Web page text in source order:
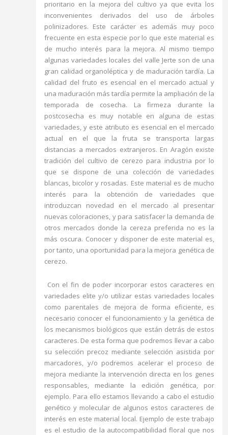
prioritario en la mejora del cultivo ya que evita los
inconvenientes derivados del uso de árboles
polinizadores. Este carácter es además muy poco
frecuente en esta especie por lo que este material es
de mucho interés para la mejora. Al mismo tiempo
algunas variedades locales del valle Jerte son de una
gran calidad organoléptica y de maduración tardía. La
calidad del fruto es esencial en el mercado actual y
una maduración más tardía permite la ampliación de la
temporada de cosecha. La firmeza durante la
postcosecha es muy notable en alguna de estas
variedades, y este atributo es esencial en el mercado
actual en el que la fruta se transporta largas
distancias a mercados extranjeros. En Aragón existe
tradición del cultivo de cerezo para industria por lo
que se dispone de una colección de variedades
blancas, bicolor y rosadas. Este material es de mucho
interés para la obtención de variedades que
introduzcan novedad en el mercado al presentar
nuevas coloraciones, y para satisfacer la demanda de
otros mercados donde la cereza preferida no es la
más oscura. Conocer y disponer de este material es,
por tanto, una oportunidad para la mejora genética de
cerezo.
Con el fin de poder incorporar estos caracteres en
variedades elite y/o utilizar estas variedades locales
como parentales de mejora de forma eficiente, es
necesario conocer el funcionamiento y la genética de
los mecanismos biológicos que están detrás de estos
caracteres. De esta forma que podremos llevar a cabo
su selección precoz mediante selección asistida por
marcadores, y/o podremos acelerar el proceso de
mejora mediante la intervención directa en los genes
responsables, mediante la edición genética, por
ejemplo. Para ello estamos llevando a cabo el estudio
genético y molecular de algunos estos caracteres de
interés en este material local. Ejemplo de este trabajo
es el estudio de la autocompatibilidad floral que nos